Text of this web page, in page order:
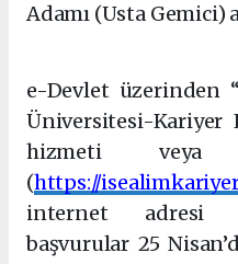
Adamı (Usta Gemici)
e-Devlet üzerinden
Üniversitesi-Kariyer
hizmeti veya
(https://
internet adresi
başvurular 25